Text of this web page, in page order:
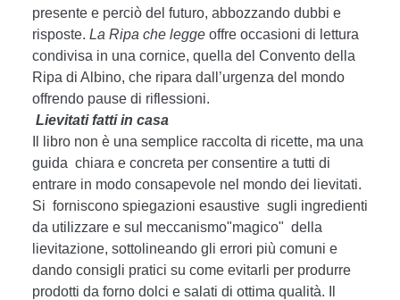
presente e perciò del futuro, abbozzando dubbi e
risposte. La Ripa che legge offre occasioni di lettura
condivisa in una cornice, quella del Convento della
Ripa di Albino, che ripara dall’urgenza del mondo
offrendo pause di riflessioni.
Lievitati fatti in casa
Il libro non è una semplice raccolta di ricette, ma una
guida chiara e concreta per consentire a tutti di
entrare in modo consapevole nel mondo dei lievitati.
Si forniscono spiegazioni esaustive sugli ingredienti
da utilizzare e sul meccanismo"magico" della
lievitazione, sottolineando gli errori più comuni e
dando consigli pratici su come evitarli per produrre
prodotti da forno dolci e salati di ottima qualità. Il